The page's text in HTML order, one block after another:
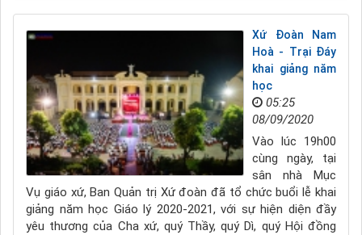
Xứ Đoàn Nam
Hoà - Trại Đáy
khai giảng năm
học
05:25
08/09/2020
Vào lúc 19h00
cùng ngày, tại
sân nhà Mục
Vụ giáo xứ, Ban Quản trị Xứ đoàn đã tổ chức buổi lễ khai
giảng năm học Giáo lý 2020-2021, với sự hiện diện đầy
yêu thương của Cha xứ, quý Thầy, quý Dì, quý Hội đồng